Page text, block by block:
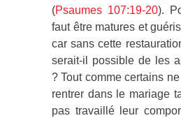
(Psaumes 107:19-20).
faut être matures et
car sans cette
serait-il possible de les
? Tout comme certains
rentrer dans le mariage
pas travaillé leur